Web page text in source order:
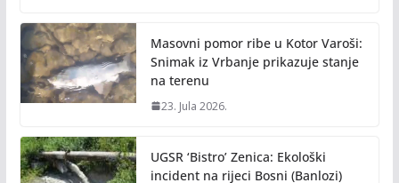
Masovni pomor ribe u Kotor Varoši:
Snimak iz Vrbanje prikazuje stanje
na terenu
23. Jula 2026.
UGSR ‘Bistro’ Zenica: Ekološki
incident na rijeci Bosni (Banlozi)